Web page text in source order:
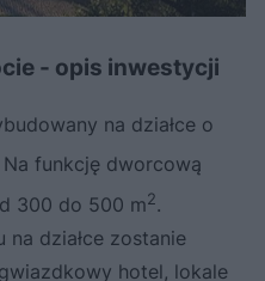
- opis inwestycji
na działce o
Na funkcję dworcową
300 do 500 m2.
działce zostanie
hotel, lokale